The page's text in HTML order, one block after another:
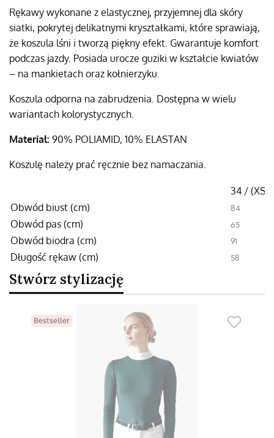
Rękawy wykonane z elastycznej, przyjemnej dla skóry
siatki, pokrytej delikatnymi kryształkami, które sprawiają,
że koszula lśni i tworzą piękny efekt. Gwarantuje komfort
podczas jazdy. Posiada urocze guziki w kształcie kwiatów
– na mankietach oraz kołnierzyku.
Koszula odporna na zabrudzenia. Dostępna w wielu
wariantach kolorystycznych.
Materiał: 90% POLIAMID, 10% ELASTAN
Koszulę należy prać ręcznie bez namaczania.
34 / (XS)
Obwód biust (cm)
84
Obwód pas (cm) 65
Obwód biodra (cm) 91
Długość rękaw (cm) 58
Stwórz stylizację
Bestseller